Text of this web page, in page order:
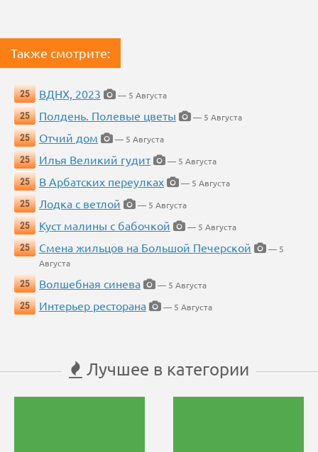
Также смотрите:
25 ВДНХ, 2023
— 5 Августа
25
Полдень. Полевые цветы
— 5 Августа
25
Отчий дом
— 5 Августа
25
Илья Великий гудит
— 5 Августа
25
В Арбатских переулках
— 5 Августа
25
Лодка с ветлой
— 5 Августа
25
Куст малины с бабочкой
— 5 Августа
25
Смена жильцов на Большой Печерской
— 5
Августа
25
Волшебная синева
— 5 Августа
25
Интерьер ресторана — 5 Августа
Лучшее в категории